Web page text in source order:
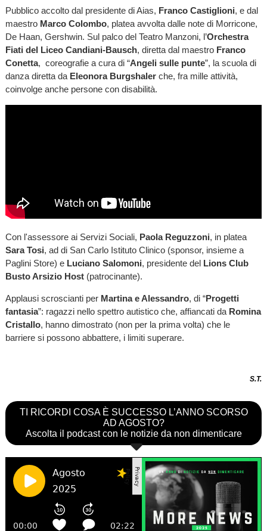
Pubblico accolto dal presidente di Aias, Franco Castiglioni, e dal
maestro Marco Colombo, platea avvolta dalle note di Morricone,
De Haan, Gershwin. Sul palco del Teatro Manzoni, l’Orchestra
Fiati del Liceo Candiani-Bausch, diretta dal maestro Franco
Conetta, coreografie a cura di “Angeli sulle punte”, la scuola di
danza diretta da Eleonora Burgshalerche, fra mille attività,
coinvolge anche persone con disabilità.
Con l'assessore ai Servizi Sociali, Paola Reguzzoni, in platea
Sara Tosi, ad di San Carlo Istituto Clinico (sponsor, insieme a
Paglini Store) e Luciano Salomoni, presidente delLions Club
Busto Arsizio Host (patrocinante).
Applausi scroscianti per Martina e Alessandro, di “Progetti
fantasia”: ragazzi nello spettro autistico che, affiancati da Romina
Cristallo, hanno dimostrato (non per la prima volta) che le
barriere si possono abbattere, i limiti superare.
S.T.
TI RICORDI COSA È SUCCESSO L’ANNO SCORSO
AD AGOSTO?
Ascolta il podcast con le notizie da non dimenticare